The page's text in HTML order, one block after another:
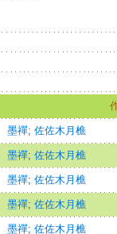
墨禪; 佐佐木月樵
墨禪; 佐佐木月樵
墨禪; 佐佐木月樵
墨禪; 佐佐木月樵
墨禪; 佐佐木月樵